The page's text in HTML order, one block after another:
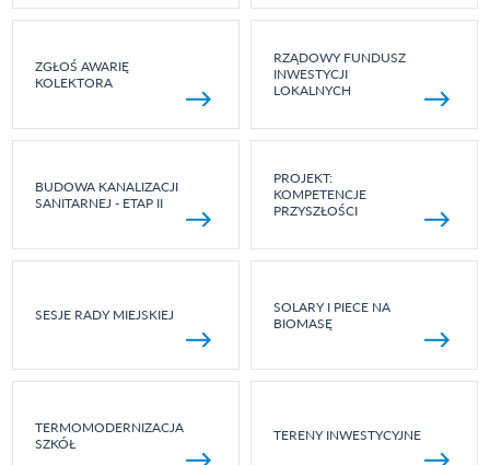
ZGŁOŚ AWARIĘ
KOLEKTORA
RZĄDOWY FUNDUSZ
INWESTYCJI
LOKALNYCH
BUDOWA KANALIZACJI
SANITARNEJ - ETAP II
PROJEKT:
KOMPETENCJE
PRZYSZŁOŚCI
SESJE RADY MIEJSKIEJ
SOLARY I PIECE NA
BIOMASĘ
TERMOMODERNIZACJA
SZKÓŁ
TERENY INWESTYCYJNE